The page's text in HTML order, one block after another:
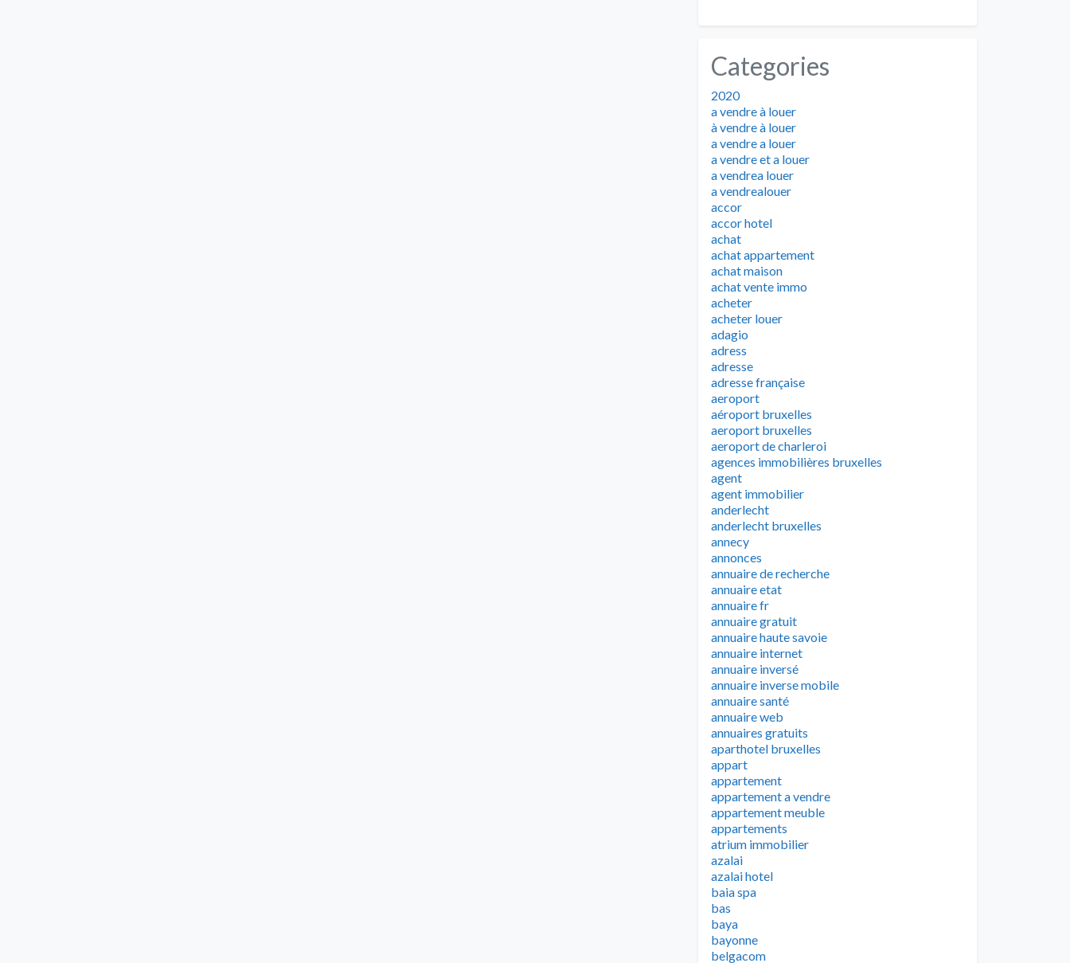
Categories
2020
a vendre à louer
à vendre à louer
a vendre a louer
a vendre et a louer
a vendrea louer
a vendrealouer
accor
accor hotel
achat
achat appartement
achat maison
achat vente immo
acheter
acheter louer
adagio
adress
adresse
adresse française
aeroport
aéroport bruxelles
aeroport bruxelles
aeroport de charleroi
agences immobilières bruxelles
agent
agent immobilier
anderlecht
anderlecht bruxelles
annecy
annonces
annuaire de recherche
annuaire etat
annuaire fr
annuaire gratuit
annuaire haute savoie
annuaire internet
annuaire inversé
annuaire inverse mobile
annuaire santé
annuaire web
annuaires gratuits
aparthotel bruxelles
appart
appartement
appartement a vendre
appartement meuble
appartements
atrium immobilier
azalai
azalai hotel
baia spa
bas
baya
bayonne
belgacom